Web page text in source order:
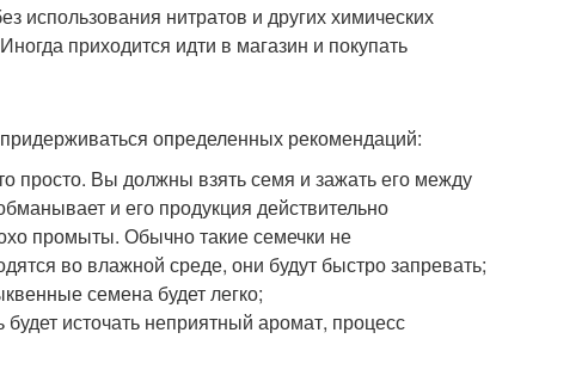
использования нитратов и других химических
приходится идти в магазин и покупать
определенных рекомендаций:
просто. Вы должны взять семя и зажать его между
и его продукция действительно
промыты. Обычно такие семечки не
во влажной среде, они будут быстро запревать;
семена будет легко;
источать неприятный аромат, процесс